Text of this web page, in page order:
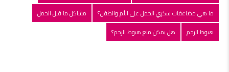
ما هي مضاعفات سكري الحمل على الأم والطفل؟
مشاكل ما قبل الحمل
هبوط الرحم
هل يمكن منع هبوط الرحم؟